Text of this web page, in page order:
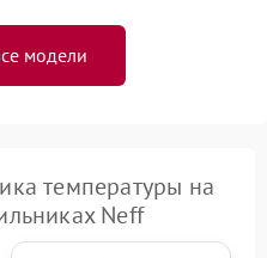
модели
температуры на
Neff